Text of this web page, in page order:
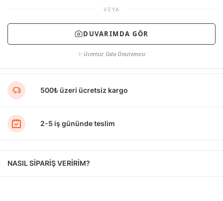
VEYA
DUVARIMDA GÖR
✨ Ücretsiz Oda Önizlemesi
500₺ üzeri ücretsiz kargo
2-5 iş gününde teslim
NASIL SİPARİŞ VERİRİM?